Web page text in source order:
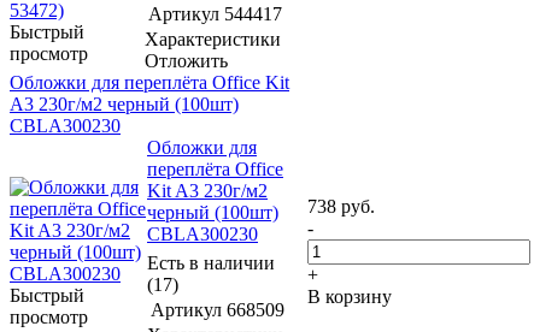
Быстрый
просмотр
Артикул 544417
Характеристики
Отложить
Обложки для переплёта Office Kit
A3 230г/м2 черный (100шт)
CBLA300230
Быстрый
просмотр
Обложки для
переплёта Office
Kit A3 230г/м2
черный (100шт)
CBLA300230
Есть в наличии
(17)
Артикул 668509
738 руб.
-
+
В корзину